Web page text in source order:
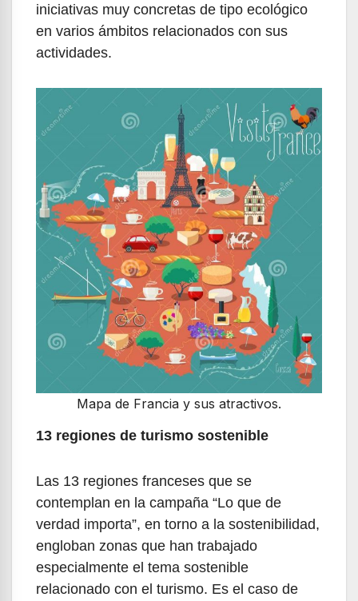
iniciativas muy concretas de tipo ecológico
en varios ámbitos relacionados con sus
actividades.
Mapa de Francia y sus atractivos.
13 regiones de turismo sostenible
Las 13 regiones franceses que se
contemplan en la campaña “Lo que de
verdad importa”, en torno a la sostenibilidad,
engloban zonas que han trabajado
especialmente el tema sostenible
relacionado con el turismo. Es el caso de